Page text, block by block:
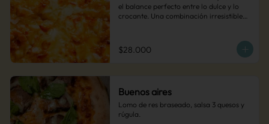
el balance perfecto entre lo dulce y lo
crocante. Una combinación irresistible…
$28.000
Buenos aires
Lomo de res braseado, salsa 3 quesos y
rúgula.